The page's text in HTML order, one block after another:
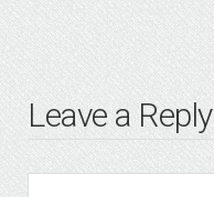
Leave a Reply